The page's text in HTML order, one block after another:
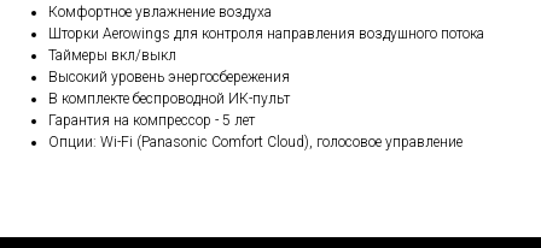
Комфортное увлажнение воздуха
Шторки Aerowings для контроля направления воздушного потока
Таймеры вкл/выкл
Высокий уровень энергосбережения
В комплекте беспроводной ИК-пульт
Гарантия на компрессор - 5 лет
Опции: Wi-Fi (Panasonic Comfort Cloud), голосовое управление